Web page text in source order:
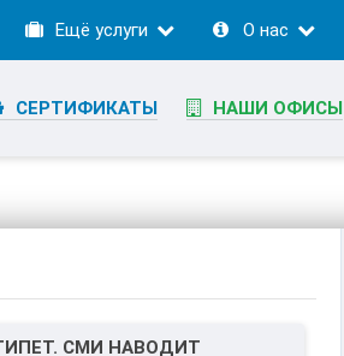
Ещё услуги О нас
СЕРТИФИКАТЫ НАШИ ОФИСЫ
СМИ НАВОДИТ